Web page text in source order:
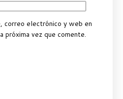
correo electrónico y web en
próxima vez que comente.